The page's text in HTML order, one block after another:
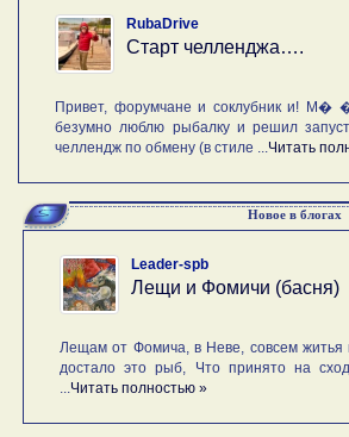
RubaDrive
Старт челленджа….
Привет, форумчане и соклубник и! М�
безумно люблю рыбалку и решил
челлендж по обмену (в стиле ...Читать
Новое в блогах
Leader-spb
Лещи и Фомичи (басня)
Лещам от Фомича, в Неве, совсем житья
достало это рыб, Что принято на
...Читать полностью »